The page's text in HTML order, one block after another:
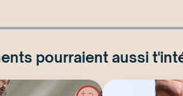
pourraient aussi